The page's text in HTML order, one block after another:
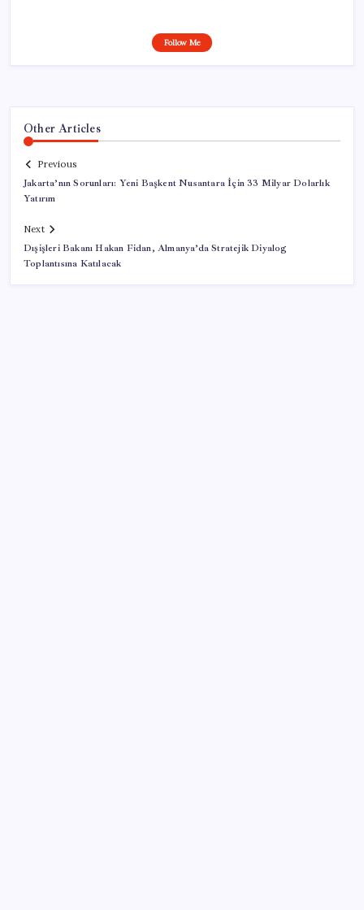
Follow Me
Other Articles
Previous
Jakarta’nın Sorunları: Yeni Başkent Nusantara İçin 33 Milyar Dolarlık
Yatırım
Next
Dışişleri Bakanı Hakan Fidan, Almanya’da Stratejik Diyalog
Toplantısına Katılacak